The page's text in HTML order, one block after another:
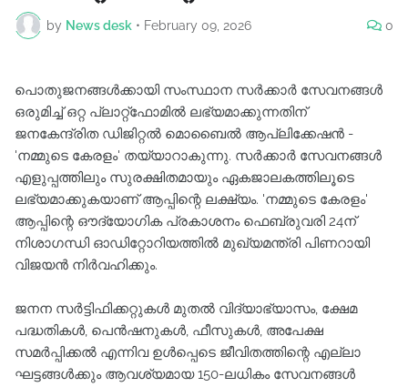
by News desk • February 09, 2026 0
പൊതുജനങ്ങൾക്കായി സംസ്ഥാന സർക്കാർ സേവനങ്ങൾ
ഒരുമിച്ച് ഒറ്റ പ്ലാറ്റ്‌ഫോമിൽ ലഭ്യമാക്കുന്നതിന്
ജനകേന്ദ്രിത ഡിജിറ്റൽ മൊബൈൽ ആപ്ലിക്കേഷൻ -
'നമ്മുടെ കേരളം' തയ്യാറാകുന്നു. സർക്കാർ സേവനങ്ങൾ
എളുപ്പത്തിലും സുരക്ഷിതമായും ഏകജാലകത്തിലൂടെ
ലഭ്യമാക്കുകയാണ് ആപ്പിന്റെ ലക്ഷ്യം. 'നമ്മുടെ കേരളം'
ആപ്പിന്റെ ഔദ്യോഗിക പ്രകാശനം ഫെബ്രുവരി 24ന്
നിശാഗന്ധി ഓഡിറ്റോറിയത്തിൽ മുഖ്യമന്ത്രി പിണറായി
വിജയൻ നിർവഹിക്കും.
ജനന സർട്ടിഫിക്കറ്റുകൾ മുതൽ വിദ്യാഭ്യാസം, ക്ഷേമ
പദ്ധതികൾ, പെൻഷനുകൾ, ഫീസുകൾ, അപേക്ഷ
സമർപ്പിക്കൽ എന്നിവ ഉൾപ്പെടെ ജീവിതത്തിന്റെ എല്ലാ
ഘട്ടങ്ങൾക്കും ആവശ്യമായ 150-ലധികം സേവനങ്ങൾ